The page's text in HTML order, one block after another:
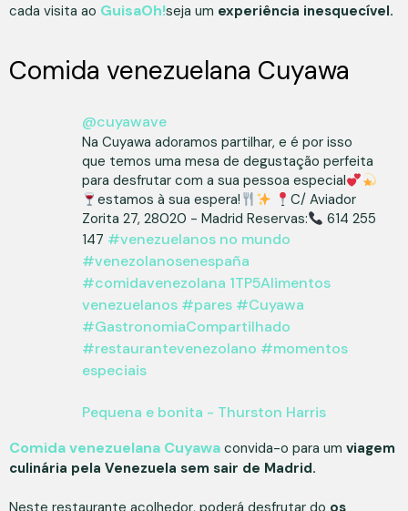
cada visita ao GuisaOh!seja um experiência inesquecível.
Comida venezuelana Cuyawa
@cuyawave
Na Cuyawa adoramos partilhar, e é por isso
que temos uma mesa de degustação perfeita
para desfrutar com a sua pessoa especial
estamos à sua espera!
C/ Aviador
Zorita 27, 28020 - Madrid Reservas:
614 255
147 #venezuelanos no mundo
#venezolanosenespaña
#comidavenezolana 1TP5Alimentos
venezuelanos #pares #Cuyawa
#GastronomiaCompartilhado
#restaurantevenezolano #momentos
especiais
Pequena e bonita - Thurston Harris
Comida venezuelana Cuyawa convida-o para um viagem
culinária pela Venezuela sem sair de Madrid.
Neste restaurante acolhedor, poderá desfrutar do os